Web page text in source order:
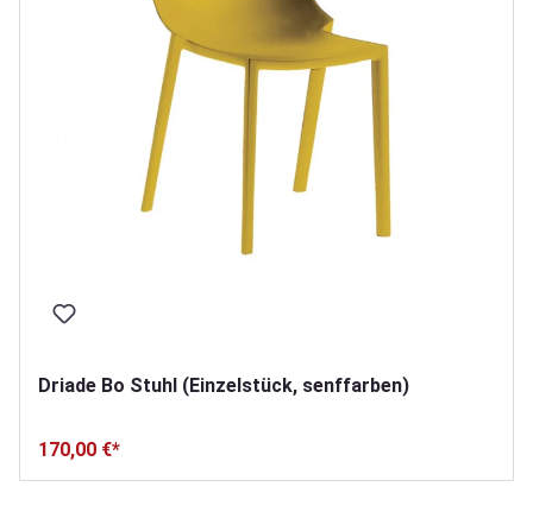
Driade Bo Stuhl (Einzelstück, senffarben)
170,00 €*